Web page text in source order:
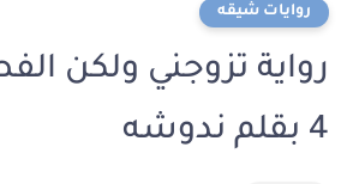
روايات شيقه
رواية تزوجني ولكن
4 بقلم ندوشه